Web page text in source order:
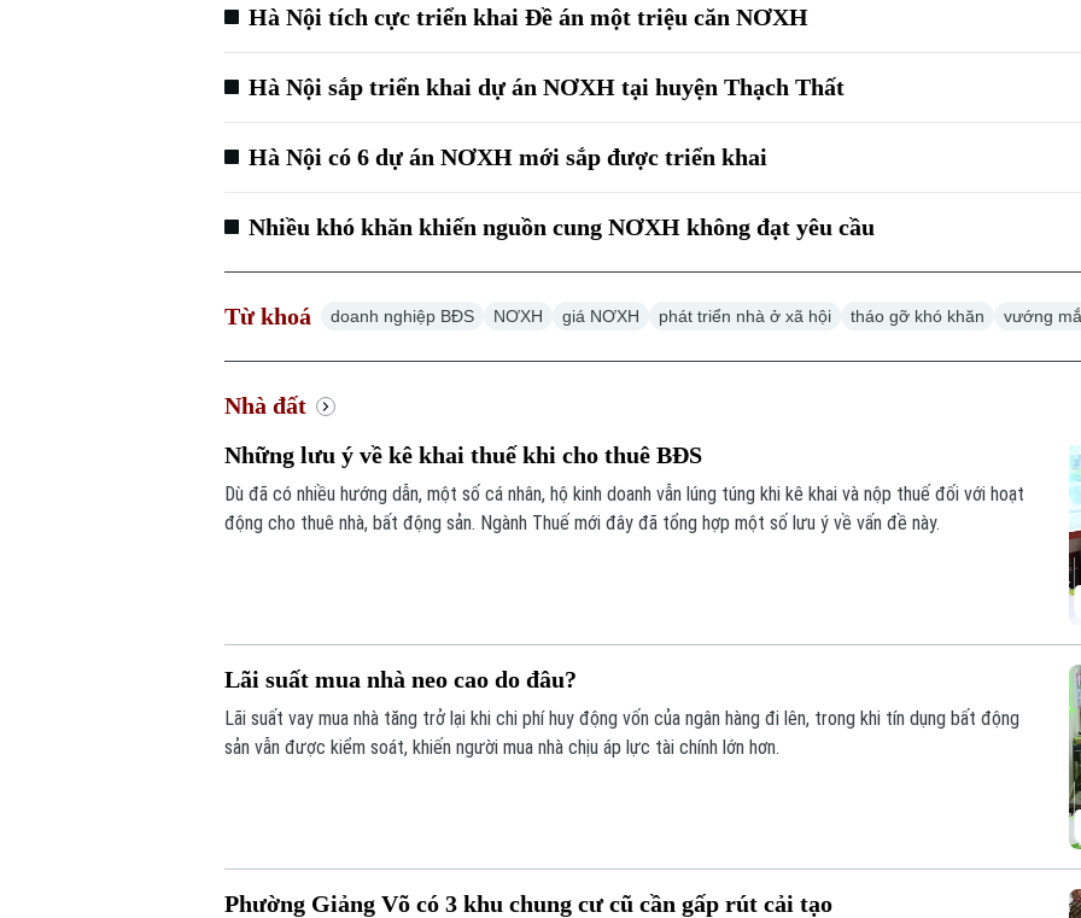
Hà Nội tích cực triển khai Đề án một triệu căn NƠXH
Hà Nội sắp triển khai dự án NƠXH tại huyện Thạch Thất
Hà Nội có 6 dự án NƠXH mới sắp được triển khai
Nhiều khó khăn khiến nguồn cung NƠXH không đạt yêu cầu
Từ khoá doanh nghiệp BĐS NƠXH giá NƠXH phát triển nhà ở xã hội tháo gỡ khó khăn vướng
Nhà đất
Những lưu ý về kê khai thuế khi cho thuê BĐS
Dù đã có nhiều hướng dẫn, một số cá nhân, hộ kinh doanh vẫn lúng túng khi kê khai và nộp thuế đối với hoạt
động cho thuê nhà, bất động sản. Ngành Thuế mới đây đã tổng hợp một số lưu ý về vấn đề này.
Lãi suất mua nhà neo cao do đâu?
Lãi suất vay mua nhà tăng trở lại khi chi phí huy động vốn của ngân hàng đi lên, trong khi tín dụng bất động
sản vẫn được kiểm soát, khiến người mua nhà chịu áp lực tài chính lớn hơn.
Phường Giảng Võ có 3 khu chung cư cũ cần gấp rút cải tạo